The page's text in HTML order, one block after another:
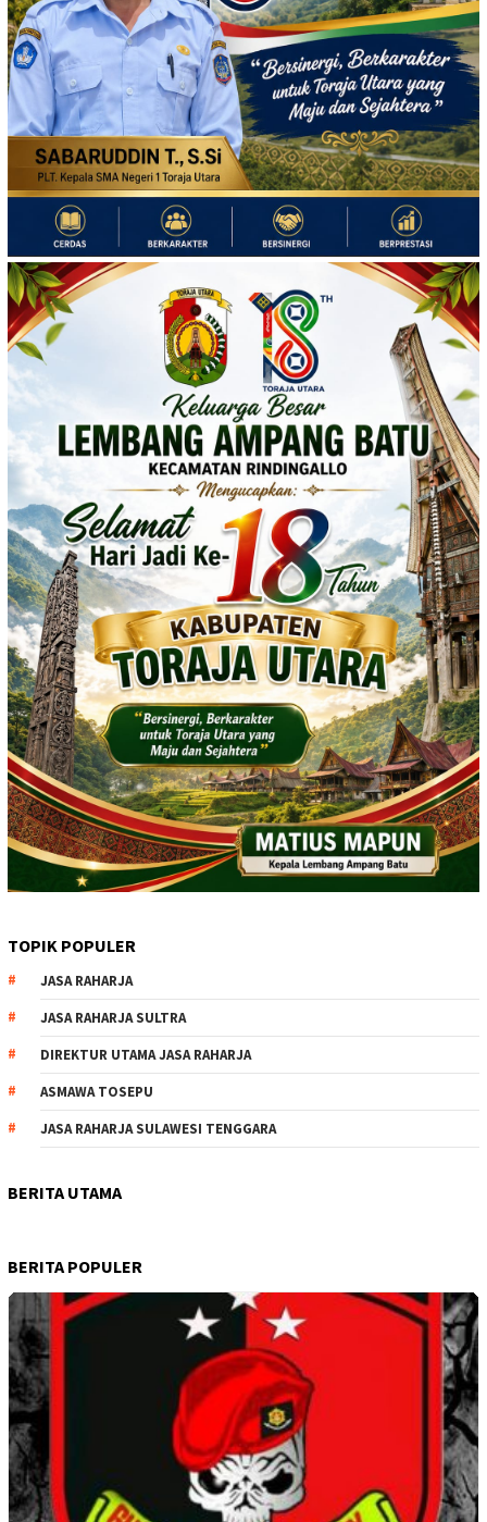
TOPIK POPULER
JASA RAHARJA
JASA RAHARJA SULTRA
DIREKTUR UTAMA JASA RAHARJA
ASMAWA TOSEPU
JASA RAHARJA SULAWESI TENGGARA
BERITA UTAMA
BERITA POPULER